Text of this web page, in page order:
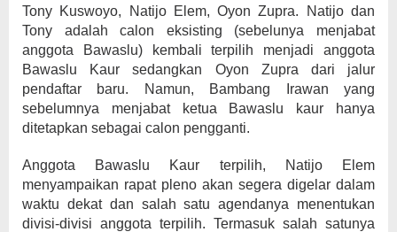
Tony Kuswoyo, Natijo Elem, Oyon Zupra. Natijo dan
Tony adalah calon eksisting (sebelunya menjabat
anggota Bawaslu) kembali terpilih menjadi anggota
Bawaslu Kaur sedangkan Oyon Zupra dari jalur
pendaftar baru. Namun, Bambang Irawan yang
sebelumnya menjabat ketua Bawaslu kaur hanya
ditetapkan sebagai calon pengganti.
Anggota Bawaslu Kaur terpilih, Natijo Elem
menyampaikan rapat pleno akan segera digelar dalam
waktu dekat dan salah satu agendanya menentukan
divisi-divisi anggota terpilih. Termasuk salah satunya